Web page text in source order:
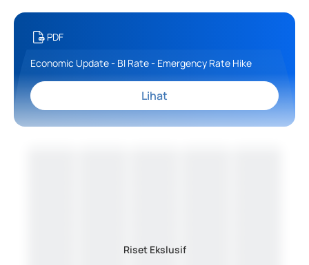
PDF
Economic Update - BI Rate - Emergency Rate Hike
Lihat
Riset Ekslusif